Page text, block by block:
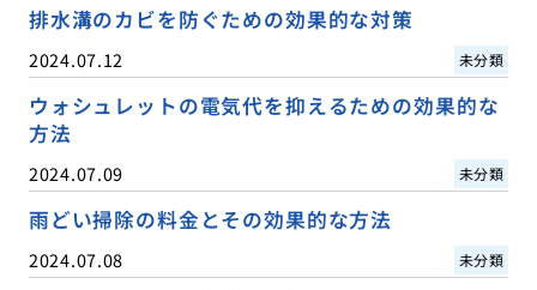
排水溝のカビを防ぐための効果的な対策
2024.07.12 未分類
ウォシュレットの電気代を抑えるための効果的な
方法
2024.07.09 未分類
雨どい掃除の料金とその効果的な方法
2024.07.08 未分類